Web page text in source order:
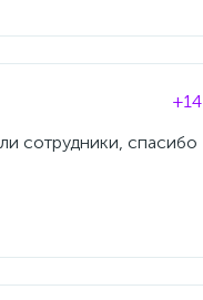
+14
сотрудники, спасибо